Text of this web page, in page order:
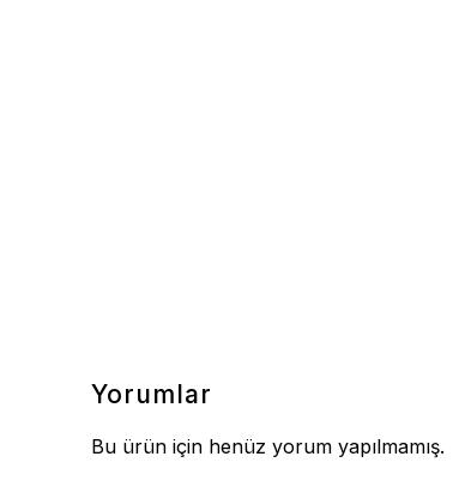
Yorumlar
Bu ürün için henüz yorum yapılmamış.